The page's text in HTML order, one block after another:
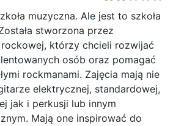
muzyczna. Ale jest to szkoła
stworzona przez
którzy chcieli rozwijać
osób oraz pomagać
rockmanami. Zajęcia mają nie
elektrycznej, standardowej,
jak i perkusji lub innym
Mają one inspirować do